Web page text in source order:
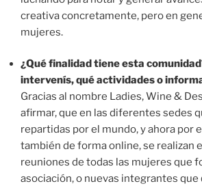
creativa concretamente, pero en
mujeres.
¿Qué finalidad tiene esta
intervenís, qué actividades o
Gracias al nombre Ladies, Wine &
afirmar, que en las diferentes sedes
repartidas por el mundo, y ahora por
también de forma online, se realizan
reuniones de todas las mujeres que
asociación, o nuevas integrantes